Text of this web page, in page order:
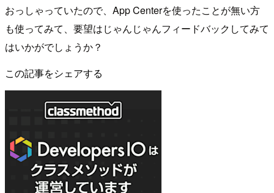
おっしゃっていたので、App Centerを使ったことが無い方
も使ってみて、要望はじゃんじゃんフィードバックしてみて
はいかがでしょうか？
この記事をシェアする